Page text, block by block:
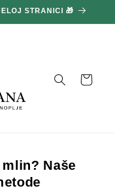
STRANICI 🎁
Košara
Naše